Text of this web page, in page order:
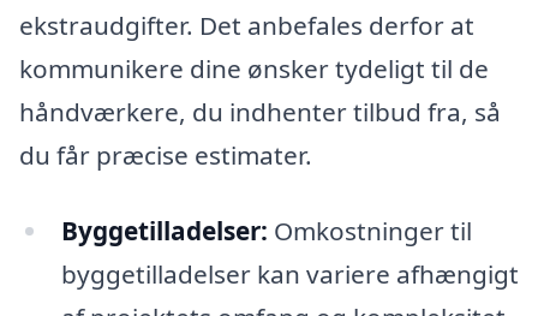
ekstraudgifter. Det anbefales derfor at
kommunikere dine ønsker tydeligt til de
håndværkere, du indhenter tilbud fra, så
du får præcise estimater.
Byggetilladelser: Omkostninger til
byggetilladelser kan variere afhængigt